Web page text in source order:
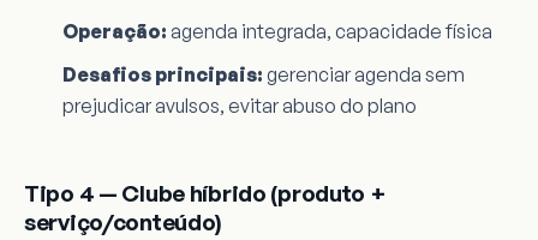
Operação: agenda integrada, capacidade física
Desafios principais: gerenciar agenda sem
prejudicar avulsos, evitar abuso do plano
Tipo 4 — Clube híbrido (produto +
serviço/conteúdo)